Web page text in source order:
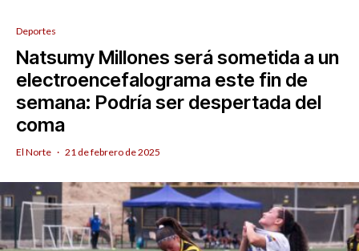
Deportes
Natsumy Millones será sometida a un
electroencefalograma este fin de
semana: Podría ser despertada del
coma
El Norte · 21 de febrero de 2025